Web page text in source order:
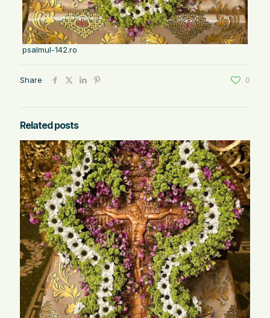
psalmul-142.ro
Share 0
Related posts